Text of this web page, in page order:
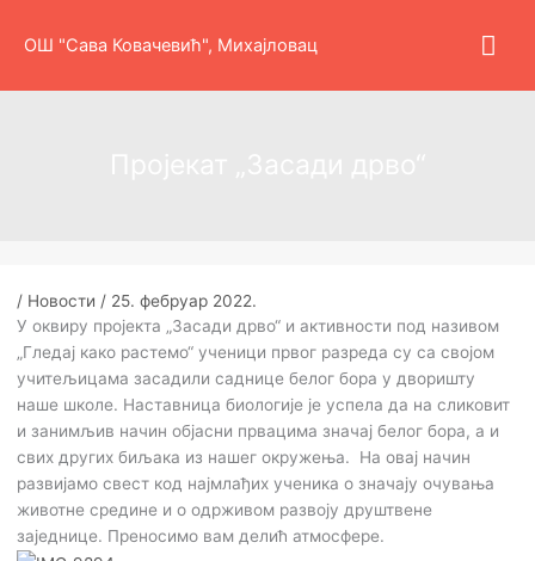
ОШ "Сава Ковачевић", Михајловац
/ Новости / 25. фебруар 2022.
У оквиру пројекта „Засади дрво“ и активности под називом
„Гледај како растемо“ ученици првог разреда су са својом
учитељицама засадили саднице белог бора у дворишту
наше школе. Наставница биологије је успела да на сликовит
и занимљив начин објасни првацима значај белог бора, а и
свих других биљака из нашег окружења. На овај начин
развијамо свест код најмлађих ученика о значају очувања
животне средине и о одрживом развоју друштвене
заједнице. Преносимо вам делић атмосфере.